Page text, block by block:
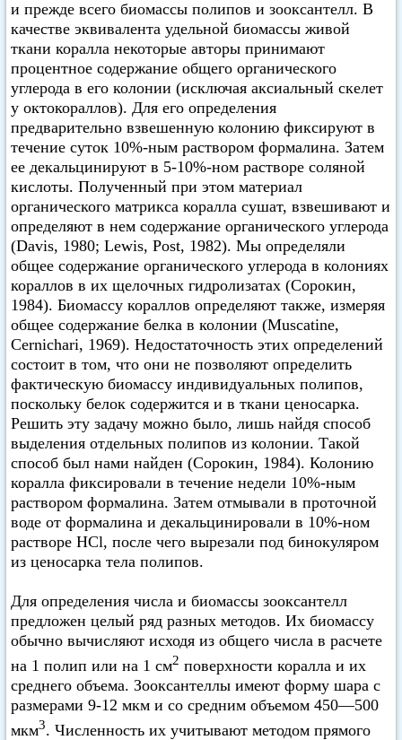
и прежде всего биомассы полипов и зооксантелл. В
качестве эквивалента удельной биомассы живой
ткани коралла некоторые авторы принимают
процентное содержание общего органического
углерода в его колонии (исключая аксиальный скелет
у октокораллов). Для его определения
предварительно взвешенную колонию фиксируют в
течение суток 10%-ным раствором формалина. Затем
ее декальцинируют в 5-10%-ном растворе соляной
кислоты. Полученный при этом материал
органического матрикса коралла сушат, взвешивают и
определяют в нем содержание органического углерода
(Davis, 1980; Lewis, Post, 1982). Мы определяли
общее содержание органического углерода в колониях
кораллов в их щелочных гидролизатах (Сорокин,
1984). Биомассу кораллов определяют также, измеряя
общее содержание белка в колонии (Muscatine,
Cernichari, 1969). Недостаточность этих определений
состоит в том, что они не позволяют определить
фактическую биомассу индивидуальных полипов,
поскольку белок содержится и в ткани ценосарка.
Решить эту задачу можно было, лишь найдя способ
выделения отдельных полипов из колонии. Такой
способ был нами найден (Сорокин, 1984). Колонию
коралла фиксировали в течение недели 10%-ным
раствором формалина. Затем отмывали в проточной
воде от формалина и декальцинировали в 10%-ном
растворе HCl, после чего вырезали под бинокуляром
из ценосарка тела полипов.
Для определения числа и биомассы зооксантелл
предложен целый ряд разных методов. Их биомассу
обычно вычисляют исходя из общего числа в расчете
на 1 полип или на 1 см2 поверхности коралла и их
среднего объема. Зооксантеллы имеют форму шара с
размерами 9-12 мкм и со средним объемом 450—500
мкм3. Численность их учитывают методом прямого